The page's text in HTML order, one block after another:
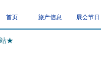
首页 旅产信息 展会节日
站★